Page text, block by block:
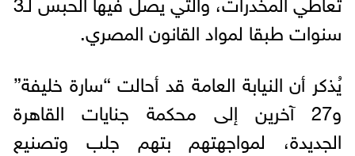
سنوات طبقا لمواد القانون المصري.
يُذكر أن النيابة العامة قد أحالت “سارة خليفة”
و27 آخرين إلى محكمة جنايات القاهرة
الجديدة، لمواجهتهم بتهم جلب وتصنيع